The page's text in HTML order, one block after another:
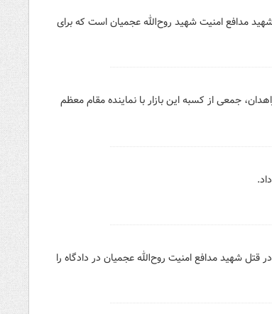
مدافع امنیت شهید روح‌الله عجمیان است که برای
جمعی از کسبه این بازار با نماینده مقام معظم
شهید مدافع امنیت روح‌الله عجمیان در دادگاه را